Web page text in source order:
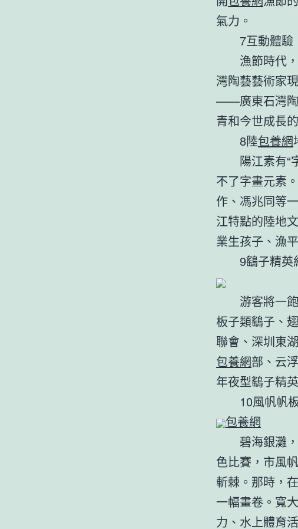
氣力。
7互動體驗
漁節時代，
灣陶藝藝術家
——廣東石灣陶
青和今世成長
8陸包養網
陽江素有“字
不了字畫元素
作、馮兆同等
江特點的陸地
業生孩子、漁
9鷂子精英
游客將一飽
板子類鷂子、
聯會、深圳東
包養網部、云
年夜型鷂子精
10風帆帆
包養網
碧海銀灘，
色比賽，市風
斬棘。那時，
一幅畫卷。寬
力、水上體育